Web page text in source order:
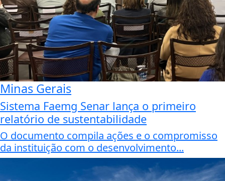
Minas Gerais
Sistema Faemg Senar lança o primeiro
relatório de sustentabilidade
O documento compila ações e o compromisso
da instituição com o desenvolvimento...